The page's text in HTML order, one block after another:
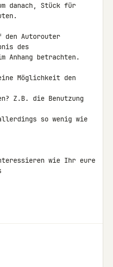
danach, Stück für
den Autorouter
des
Anhang betrachten.
Möglichkeit den
Z.B. die Benutzung
so wenig wie
wie Ihr eure